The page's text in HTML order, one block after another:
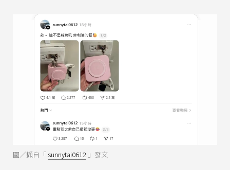
圖／擷自「 sunnytai0612 」發文